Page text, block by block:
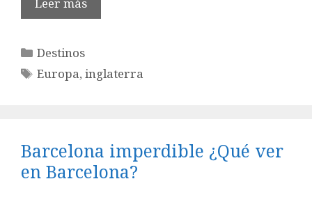
Categorías
Destinos
Etiquetas
Europa,inglaterra
Barcelona imperdible ¿Qué ver
en Barcelona?